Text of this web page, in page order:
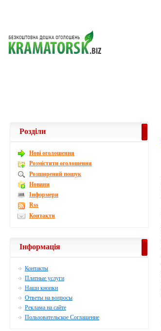
Розділи
Новi оголошення
Розмістити оголошення
Розширений пошук
Новини
Інформери
Rss
Контакти
Інформація
Контакты
Платные услуги
Наши кнопки
Ответы на вопросы
Реклама на сайте
Пользовательское Соглашение